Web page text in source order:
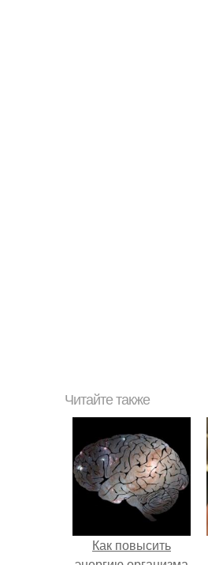
Читайте также
Как повысить